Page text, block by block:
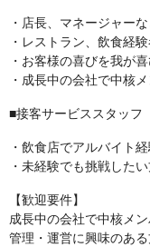
・店長、マネージャー
・レストラン、飲食経
・お客様の喜びを我が
・成長中の会社で中核
■接客サービススタッフ
・飲食店でアルバイト
・未経験でも挑戦した
【歓迎要件】
成長中の会社で中核メ
管理・運営に興味のあ